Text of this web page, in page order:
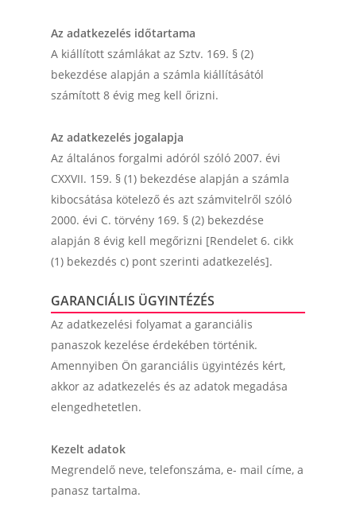
Az adatkezelés időtartama
A kiállított számlákat az Sztv. 169. § (2)
bekezdése alapján a számla kiállításától
számított 8 évig meg kell őrizni.
Az adatkezelés jogalapja
Az általános forgalmi adóról szóló 2007. évi
CXXVII. 159. § (1) bekezdése alapján a számla
kibocsátása kötelező és azt számvitelről szóló
2000. évi C. törvény 169. § (2) bekezdése
alapján 8 évig kell megőrizni [Rendelet 6. cikk
(1) bekezdés c) pont szerinti adatkezelés].
GARANCIÁLIS ÜGYINTÉZÉS
Az adatkezelési folyamat a garanciális
panaszok kezelése érdekében történik.
Amennyiben Ön garanciális ügyintézés kért,
akkor az adatkezelés és az adatok megadása
elengedhetetlen.
Kezelt adatok
Megrendelő neve, telefonszáma, e- mail címe, a
panasz tartalma.